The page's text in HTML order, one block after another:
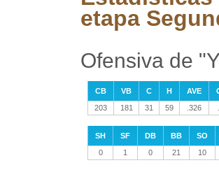
etapa
Ofensiva de
CB VB C H AVE
203
181 31 59 .326
SH SF DB BB
SO
0
1 0 21 10